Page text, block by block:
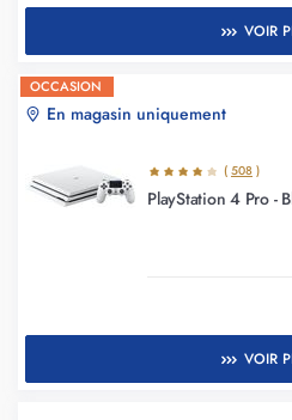
VOIR
OCCASION
En magasin uniquement
( 508 )
PlayStation 4 Pro -
VOIR